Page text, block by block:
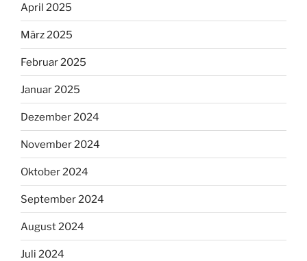
April 2025
März 2025
Februar 2025
Januar 2025
Dezember 2024
November 2024
Oktober 2024
September 2024
August 2024
Juli 2024